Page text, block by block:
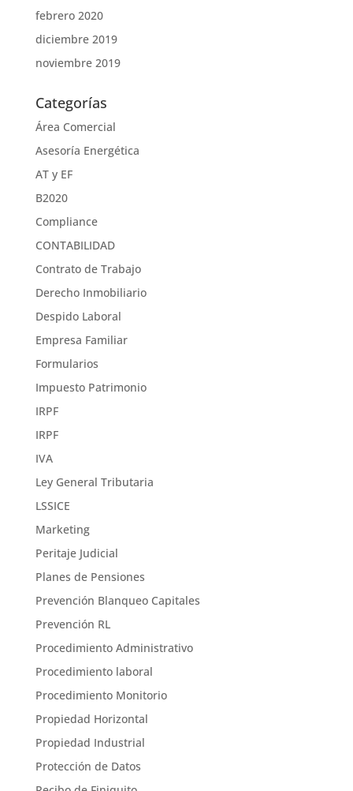
febrero 2020
diciembre 2019
noviembre 2019
Categorías
Área Comercial
Asesoría Energética
AT y EF
B2020
Compliance
CONTABILIDAD
Contrato de Trabajo
Derecho Inmobiliario
Despido Laboral
Empresa Familiar
Formularios
Impuesto Patrimonio
IRPF
IRPF
IVA
Ley General Tributaria
LSSICE
Marketing
Peritaje Judicial
Planes de Pensiones
Prevención Blanqueo Capitales
Prevención RL
Procedimiento Administrativo
Procedimiento laboral
Procedimiento Monitorio
Propiedad Horizontal
Propiedad Industrial
Protección de Datos